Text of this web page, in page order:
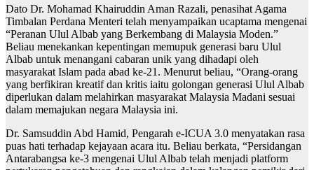
Dato Dr. Mohamad Khairuddin Aman Razali, penasihat Agama
Timbalan Perdana Menteri telah menyampaikan ucaptama mengenai
“Peranan Ulul Albab yang Berkembang di Malaysia Moden.”
Beliau menekankan kepentingan memupuk generasi baru Ulul
Albab untuk menangani cabaran unik yang dihadapi oleh
masyarakat Islam pada abad ke-21. Menurut beliau, “Orang-orang
yang berfikiran kreatif dan kritis iaitu golongan generasi Ulul Albab
diperlukan dalam melahirkan masyarakat Malaysia Madani sesuai
dalam memajukan negara Malaysia ini.
Dr. Samsuddin Abd Hamid, Pengarah e-ICUA 3.0 menyatakan rasa
puas hati terhadap kejayaan acara itu. Beliau berkata, “Persidangan
Antarabangsa ke-3 mengenai Ulul Albab telah menjadi platform